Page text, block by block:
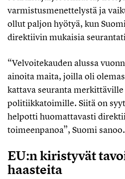
varmistusmenettelystä ja
ollut paljon hyötyä, kun
direktiivin mukaisia
“Velvoitekauden alussa
ainoita maita, joilla oli
kattava seuranta
politiikkatoimille. Siitä on
helpotti huomattavasti
toimeenpanoa”, Suomi sanoo.
EU:n kiristyvät
haasteita